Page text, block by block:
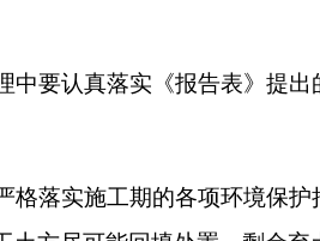
工范围与临时占地，避免不必要
地貌；利用已有施工道路作为巡检
工现场和物料运输的管理，施工现
施工时，应对施工面实施洒水抑尘